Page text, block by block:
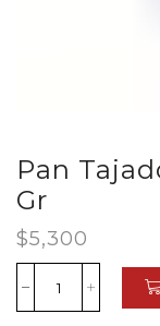
Pan
Gr
$5,300
Pan
Tajado